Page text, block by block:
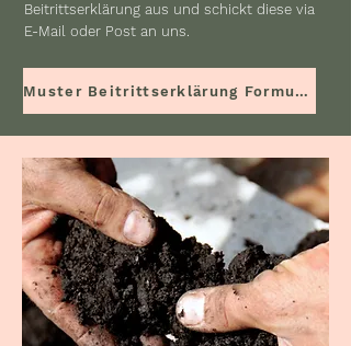
Beitrittserklärung aus und schickt diese via
E-Mail oder Post an uns.
Muster Beitrittserklärung Formular